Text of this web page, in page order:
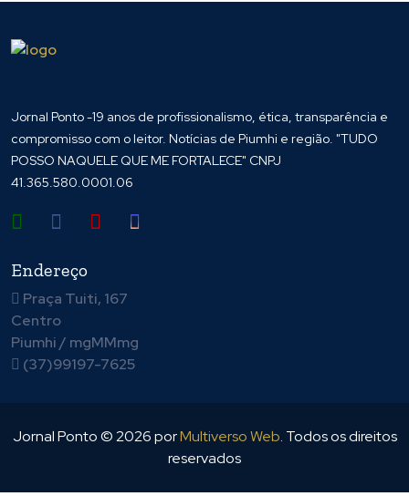
Jornal Ponto -19 anos de profissionalismo, ética, transparência e
compromisso com o leitor. Notícias de Piumhi e região. "TUDO
POSSO NAQUELE QUE ME FORTALECE" CNPJ
41.365.580.0001.06
Endereço
Praça Tuiti, 167
Centro
Piumhi / mgMMmg
(37)99197-7625
Jornal Ponto ©2026porMultiverso Web. Todos os direitos
reservados